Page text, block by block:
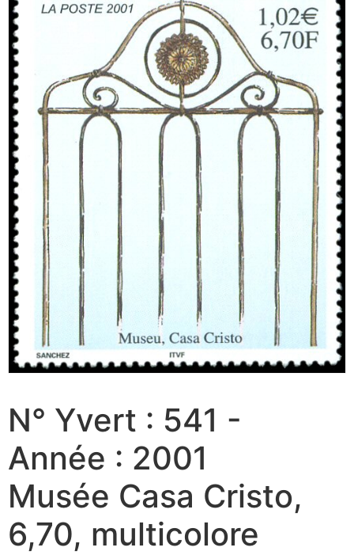
N° Yvert : 541 -
Année : 2001
Musée Casa Cristo,
6,70, multicolore